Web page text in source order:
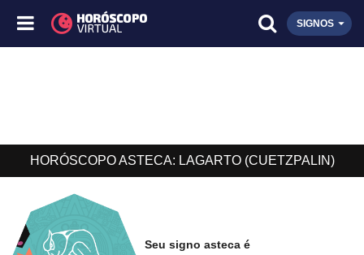
SIGNOS
HORÓSCOPO ASTECA: LAGARTO (CUETZPALIN)
Seu signo asteca é